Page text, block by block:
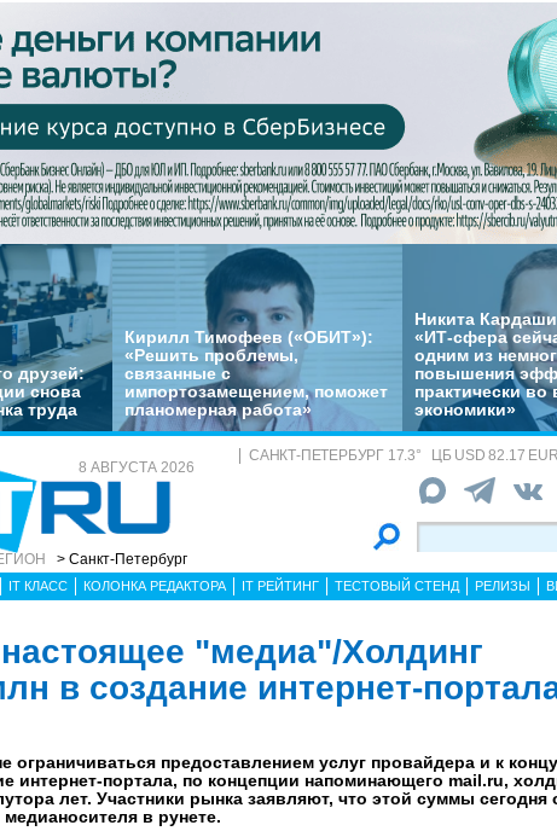
друзей:
снова
труда
Кирилл Тимофеев («ОБИТ»):
«Решить проблемы,
связанные с
импортозамещением, поможет
планомерная работа»
Никита
«ИТ-сфера
одним из
повышения
практически во
экономики»
8 АВГУСТА 2026
> Санкт-Петербург
САНКТ-ПЕТЕРБУРГ 17.3° ЦБ USD 82.17
IT КЛАСС КОЛОНКА РЕДАКТОРА IT РЕЙТИНГ ТЕСТОВЫЙ СТЕНД РЕЛИЗЫ
"медиа"/Холдинг
в создание интернет-
предоставлением услуг провайдера и к
интернет-портала, по концепции напоминающего mail.ru,
лет. Участники рынка заявляют, что этой суммы сегодня
в рунете.